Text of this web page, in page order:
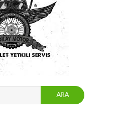
ARA